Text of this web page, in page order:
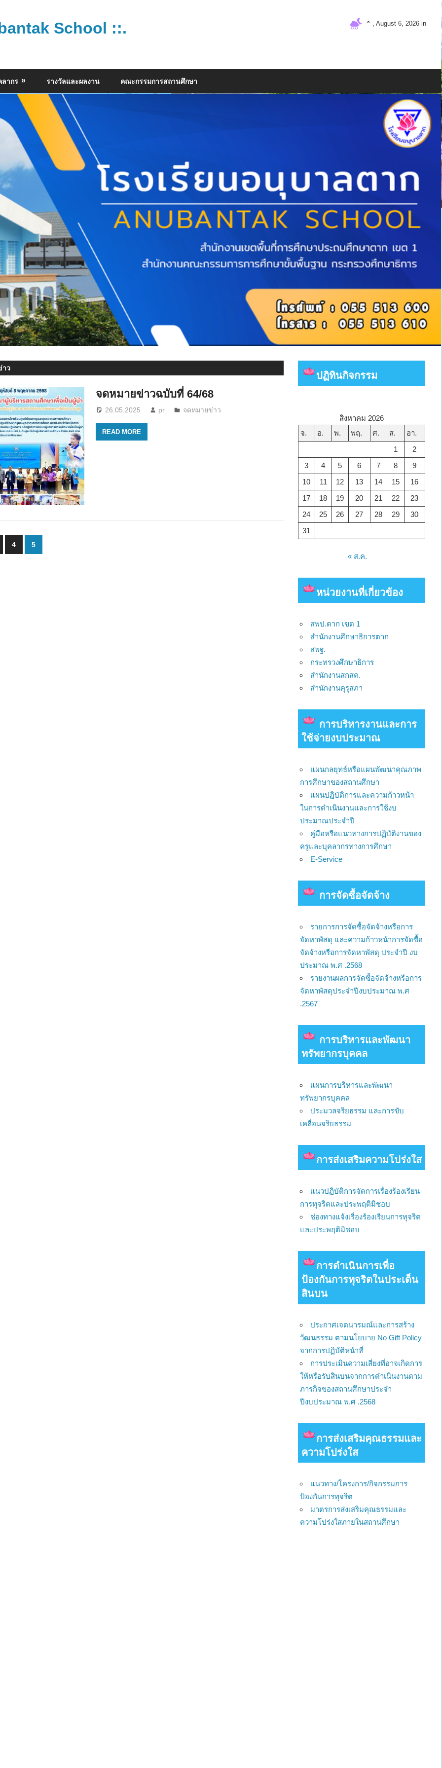
School ::. ° , August 6, 2026 in
ากร รางวัลและผลงาน คณะกรรมการสถานศึกษา
าว
จดหมายข่าวฉบับที่ 64/68
26.05.2025 pr จดหมายข่าว
READ MORE
4 5
ปฏิทินกิจกรรม
สิงหาคม 2026
จ.
อ. พ. พฤ. ศ. ส.
อา.
1
2
3
4 5 6 7 8
9
10
11 12 13 14 15
16
17
18 19 20 21 22
23
24
25 26 27 28 29
30
31
« ส.ค.
หน่วยงานที่เกี่ยวข้อง
สพป.ตาก เขต 1
สำนักงานศึกษาธิการตาก
สพฐ.
กระทรวงศึกษาธิการ
สำนักงานสกสค.
สำนักงานคุรุสภา
การบริหารงานและการ
ใช้จ่ายงบประมาณ
แผนกลยุทธ์หรือแผนพัฒนาคุณภาพ
การศึกษาของสถานศึกษา
แผนปฏิบัติการและความก้าวหน้า
ในการดำเนินงานและการใช้งบ
ประมาณประจำปี
คู่มือหรือแนวทางการปฏิบัติงานของ
ครูและบุคลากรทางการศึกษา
E-Service
การจัดซื้อจัดจ้าง
รายการการจัดซื้อจัดจ้างหรือการ
จัดหาพัสดุ และความก้าวหน้าการจัดซื้อ
จัดจ้างหรือการจัดหาพัสดุ ประจำปี งบ
ประมาณ พ.ศ .2568
รายงานผลการจัดซื้อจัดจ้างหรือการ
จัดหาพัสดุประจำปีงบประมาณ พ.ศ
.2567
การบริหารและพัฒนา
ทรัพยากรบุคคล
แผนการบริหารและพัฒนา
ทรัพยากรบุคคล
ประมวลจริยธรรม และการขับ
เคลื่อนจริยธรรม
การส่งเสริมความโปร่งใส
แนวปฏิบัติการจัดการเรื่องร้องเรียน
การทุจริตและประพฤติมิชอบ
ช่องทางแจ้งเรื่องร้องเรียนการทุจริต
และประพฤติมิชอบ
การดําเนินการเพื่อ
ป้องกันการทุจริตในประเด็น
สินบน
ประกาศเจตนารมณ์และการสร้าง
วัฒนธรรม ตามนโยบาย No Gift Policy
จากการปฏิบัติหน้าที่
การประเมินความเสี่ยงที่อาจเกิดการ
ให้หรือรับสินบนจากการดำเนินงานตาม
ภารกิจของสถานศึกษาประจำ
ปีงบประมาณ พ.ศ .2568
การส่งเสริมคุณธรรมและ
ความโปร่งใส
แนวทาง/โครงการ/กิจกรรมการ
ป้องกันการทุจริต
มาตรการส่งเสริมคุณธรรมและ
ความโปร่งใสภายในสถานศึกษา